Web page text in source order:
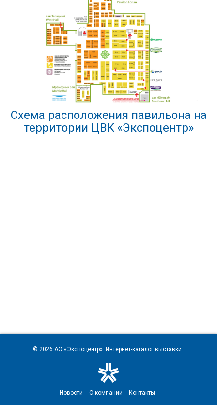
Схема расположения павильона на
территории ЦВК «Экспоцентр»
© 2026 АО «Экспоцентр». Интернет-каталог выставки
Новости О компании Контакты